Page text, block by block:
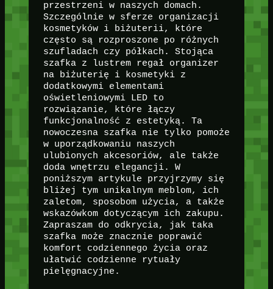
przestrzeni w naszych domach.
Szczególnie w sferze organizacji
kosmetyków i biżuterii, które
często są rozproszone po różnych
szufladach czy półkach. Stojąca
szafka z lustrem regał organizer
na biżuterię i kosmetyki z
dodatkowymi elementami
oświetleniowymi LED to
rozwiązanie, które łączy
funkcjonalność z estetyką. Ta
nowoczesna szafka nie tylko pomoże
w uporządkowaniu naszych
ulubionych akcesoriów, ale także
doda wnętrzu elegancji. W
poniższym artykule przyjrzymy się
bliżej tym unikalnym meblom, ich
zaletom, sposobom użycia, a także
wskazówkom dotyczącym ich zakupu.
Zapraszam do odkrycia, jak taka
szafka może znacznie poprawić
komfort codziennego życia oraz
ułatwić codzienne rytuały
pielęgnacyjne.